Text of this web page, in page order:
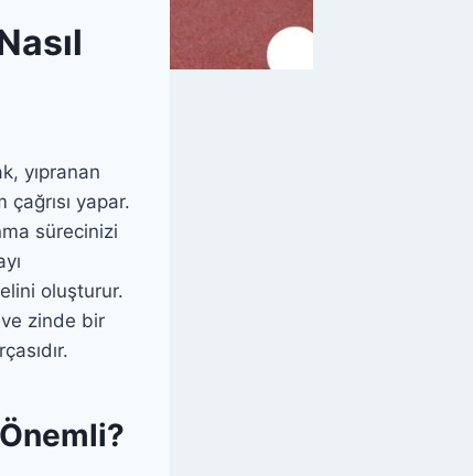
yıpranan
yapar.
sürecinizi
oluşturur.
zinde bir